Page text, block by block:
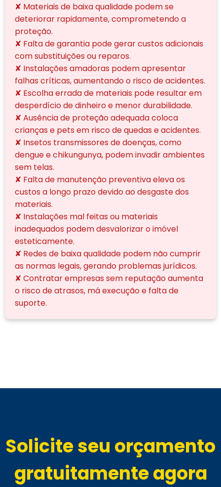
✘ Materiais de baixa qualidade podem se
deteriorar rapidamente, comprometendo a
proteção.
✘ Falta de garantia pode gerar custos adicionais
com substituições ou reparos.
✘ Instalações amadoras podem apresentar
falhas críticas, aumentando o risco de acidentes.
✘ Escolha errada de materiais pode resultar em
desperdício de dinheiro e menor durabilidade.
✘ Ausência de proteção adequada coloca
crianças e pets em risco de quedas e acidentes.
✘ Insetos transmissores de doenças, como
dengue e chikungunya, podem invadir ambientes
sem telas.
✘ Falta de manutenção preventiva eleva os
custos a longo prazo devido ao desgaste dos
materiais.
✘ Instalações mal feitas ou materiais
inadequados podem desvalorizar o imóvel
esteticamente.
✘ Redes de baixa qualidade podem não cumprir
as normas legais, gerando problemas jurídicos.
✘ Contratar empresas sem reputação aumenta
o risco de atrasos, má execução e falta de
suporte.
Solicite seu orçamento
gratuitamente agora